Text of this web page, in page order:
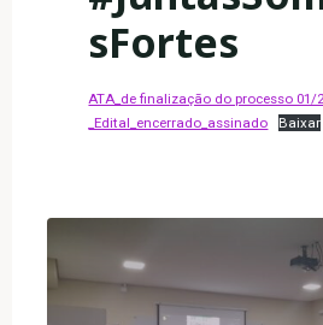
sFortes
ATA_de finalização do processo 01/
_Edital_encerrado_assinado
Baixar